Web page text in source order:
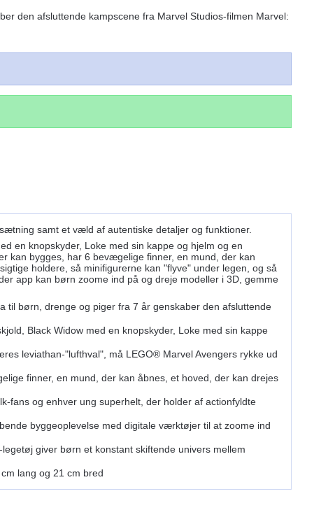
den afsluttende kampscene fra Marvel Studios-filmen Marvel:
samt et væld af autentiske detaljer og funktioner.
en knopskyder, Loke med sin kappe og hjelm og en
kan bygges, har 6 bevægelige finner, en mund, der kan
holdere, så minifigurerne kan "flyve" under legen, og så
app kan børn zoome ind på og dreje modeller i 3D, gemme
børn, drenge og piger fra 7 år genskaber den afsluttende
Black Widow med en knopskyder, Loke med sin kappe
leviathan-"lufthval", må LEGO® Marvel Avengers rykke ud
finner, en mund, der kan åbnes, et hoved, der kan drejes
fans og enhver ung superhelt, der holder af actionfyldte
byggeoplevelse med digitale værktøjer til at zoome ind
giver børn et konstant skiftende univers mellem
lang og 21 cm bred